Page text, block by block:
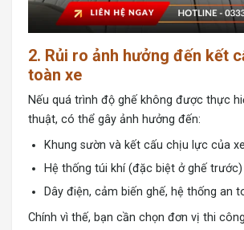
2. Rủi ro ảnh hưởng đến kết
toàn xe
Nếu quá trình độ ghế không được thực
thuật, có thể gây ảnh hưởng đến:
Khung sườn và kết cấu chịu lực của xe
Hệ thống túi khí (đặc biệt ở ghế trước)
Dây điện, cảm biến ghế, hệ thống an
Chính vì thế, bạn cần chọn đơn vị thi